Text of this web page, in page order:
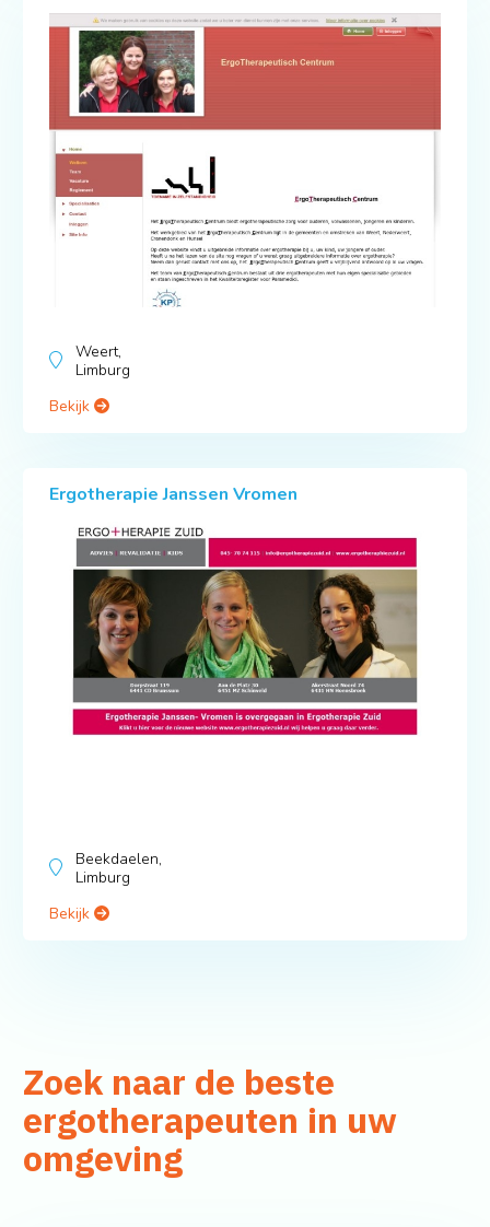
Weert,
Limburg
Bekijk
Ergotherapie Janssen Vromen
Beekdaelen,
Limburg
Bekijk
Zoek naar de beste
ergotherapeuten in uw
omgeving